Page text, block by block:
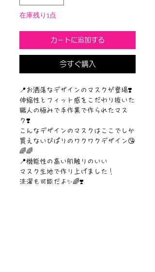
在庫残り1点
カートに追加する
今すぐ購入
︎📍お洒落なデザインのマスクが登場❣️
伸縮性とフィット感をこだわり抜いた
職人の極みで手作業で作られたマス
ク❣️
こんなデザインのマスクはここでしか
買えないぴぱりのワクワクデザイン😘
🌈🌈
📍機能性の高い肌触りのいい
マスク生地で作り上げました！
洗濯も可能だよ✨🌈❣️